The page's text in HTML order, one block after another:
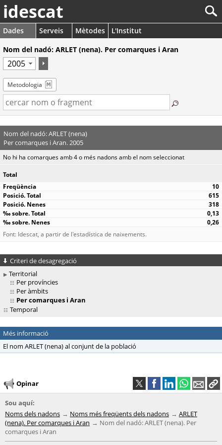
idescat
Dades Serveis Mètodes
L'Institut
Nom del nadó: ARLET (nena). Per comarques i Aran
Metodologia
Nom del nadó: ARLET (nena)
Per comarques i Aran. 2005
No hi ha comarques amb 4 o més nadons amb el nom seleccionat
Total
10
615
318
0,13
0,26
Font: Idescat, a partir de l'estadística de naixements.
Criteri de desagregació
Territorial
Per províncies
Per àmbits
Per comarques i Aran
Temporal
Més informació
El nom ARLET (nena) al conjunt de la població
Opinar
Sou aquí:
Noms dels nadons
Noms més freqüents dels nadons
ARLET
(nena). Per comarques i Aran
Nom del nadó: ARLET (nena). Per
comarques i Aran